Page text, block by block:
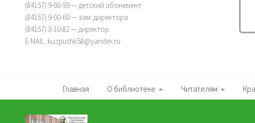
(84157) 9-00-59 — детский абонемент
(84157) 9-00-60 — зам. директора
(84157) 3-10-82 — директор
E-MAIL: kuzpushk58@yandex.ru
Главная О библиотеке Читателям